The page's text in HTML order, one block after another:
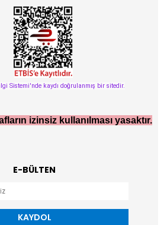
Sistemi'nde kaydı doğrulanmış bir sitedir.
izinsiz kullanılması yasaktır.
E-BÜLTEN
KAYDOL